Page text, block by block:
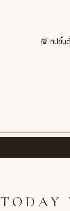
💯 ทิปขั้น
TODAY